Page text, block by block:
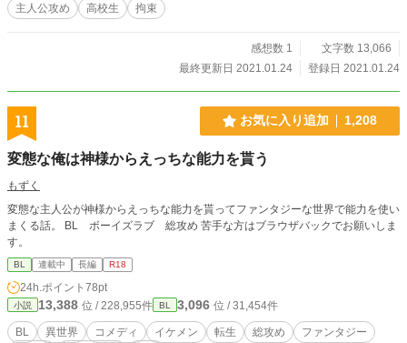
主人公攻め
高校生 拘束
感想数 1
文字数 13,066
最終更新日 2021.01.24
登録日 2021.01.24
11 お気に入り追加 1,208
変態な俺は神様からえっちな能力を貰う
もずく
変態な主人公が神様からえっちな能力を貰ってファンタジーな世界で能力を使い
まくる話。 BL ボーイズラブ 総攻め 苦手な方はブラウザバックでお願いしま
す。
BL 連載中 長編 R18
24h.ポイント 78pt
小説 13,388 位 / 228,955件 BL 3,096 位 / 31,454件
BL 異世界 コメディ イケメン 転生 総攻め
ファンタジー